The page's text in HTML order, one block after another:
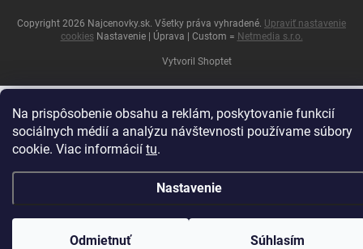
Na prispôsobenie obsahu a reklám, poskytovanie funkcií
sociálnych médií a analýzu návštevnosti používame súbory
cookie. Viac informácií tu.
Nastavenie
Odmietnuť Súhlasím
Vytvoril Shoptet
Copyright 2026 Najcenovky.sk . Všetky práva vyhradené. Upraviť nastavenie
cookiesNastavenie | Úprava | Custom = Netmedia s.r.o.